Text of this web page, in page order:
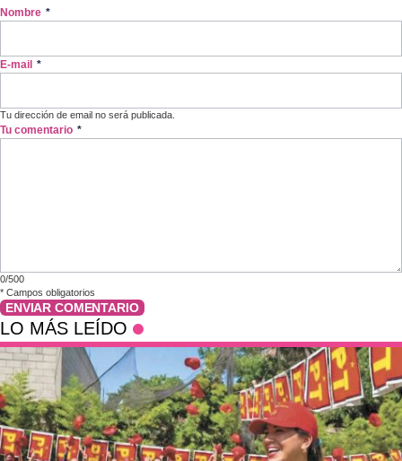
Nombre *
E-mail *
Tu dirección de email no será publicada.
Tu comentario *
0/500
* Campos obligatorios
ENVIAR COMENTARIO
LO MÁS LEÍDO